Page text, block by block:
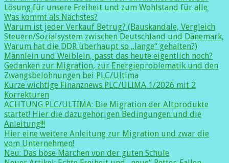
Lösung für unsere Freiheit und zum Wohlstand für alle
Was kommt als Nächstes?
Warum ist jeder Verkauf Betrug? (Bauskandale, Vergleich
Steuern/Sozialsystem zwischen Deutschland und Dänemark,
Warum hat die DDR überhaupt so „lange“ gehalten?)
Männlein und Weiblein, passt das heute eigentlich noch?
Gedanken zur Migration, zur Energieproblematik und den
Zwangsbelohnungen bei PLC/Ultima
Kurze wichtige Finanznews PLC/ULIMA 1/2026 mit 2
Korrekturen
ACHTUNG PLC/ULTIMA: Die Migration der Altprodukte
startet! Hier die dazugehörigen Bedingungen und die
Anleitung!!!
Hier eine weitere Anleitung zur Migration und zwar die
vom Unternehmen!
Neu: Das böse Märchen von der guten Schule